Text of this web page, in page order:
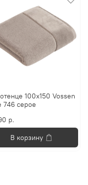
100х150 Vossen
746 серое
р.
В корзину